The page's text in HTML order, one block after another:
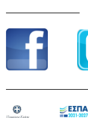
ή
γ
η
σ
η